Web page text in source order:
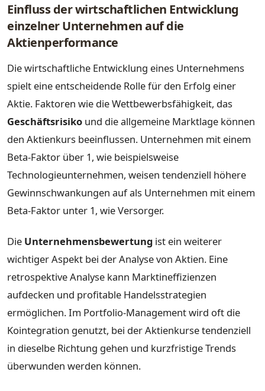
Einfluss der wirtschaftlichen Entwicklung
einzelner Unternehmen auf die
Aktienperformance
Die wirtschaftliche Entwicklung eines Unternehmens
spielt eine entscheidende Rolle für den Erfolg einer
Aktie. Faktoren wie die Wettbewerbsfähigkeit, das
Geschäftsrisiko und die allgemeine Marktlage können
den Aktienkurs beeinflussen. Unternehmen mit einem
Beta-Faktor über 1, wie beispielsweise
Technologieunternehmen, weisen tendenziell höhere
Gewinnschwankungen auf als Unternehmen mit einem
Beta-Faktor unter 1, wie Versorger.
Die Unternehmensbewertung ist ein weiterer
wichtiger Aspekt bei der Analyse von Aktien. Eine
retrospektive Analyse kann Marktineffizienzen
aufdecken und profitable Handelsstrategien
ermöglichen. Im Portfolio-Management wird oft die
Kointegration genutzt, bei der Aktienkurse tendenziell
in dieselbe Richtung gehen und kurzfristige Trends
überwunden werden können.